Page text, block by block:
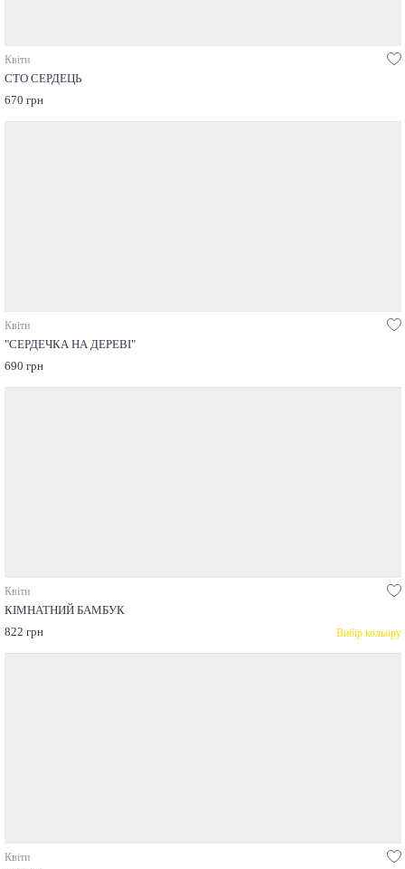
Квіти
СТО СЕРДЕЦЬ
670 грн
Квіти
"СЕРДЕЧКА НА ДЕРЕВІ"
690 грн
Квіти
КІМНАТНИЙ БАМБУК
822 грн
Вибір кольору
Квіти